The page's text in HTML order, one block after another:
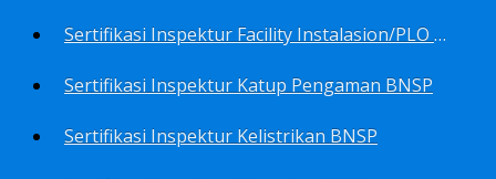
Sertifikasi Inspektur Facility Instalasion/PLO BNSP
Sertifikasi Inspektur Katup Pengaman BNSP
Sertifikasi Inspektur Kelistrikan BNSP